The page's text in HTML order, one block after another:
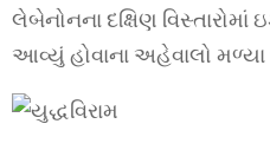
લેબેનોનના દક્ષિણ વિસ્તારોમાં
આવ્યું હોવાના અહેવાલો મળ્યા